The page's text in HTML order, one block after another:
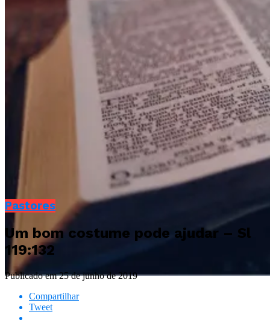
Pastores
Um bom costume pode ajudar – Sl
119:132
Publicado em 25 de junho de 2019
Compartilhar
Tweet